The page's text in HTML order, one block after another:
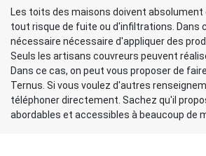
Les toits des maisons doivent
tout risque de fuite ou d'infiltrations. Dans
nécessaire nécessaire d'appliquer des
Seuls les artisans couvreurs peuvent
Dans ce cas, on peut vous proposer de
Ternus. Si vous voulez d'autres
téléphoner directement. Sachez qu'il
abordables et accessibles à beaucoup de